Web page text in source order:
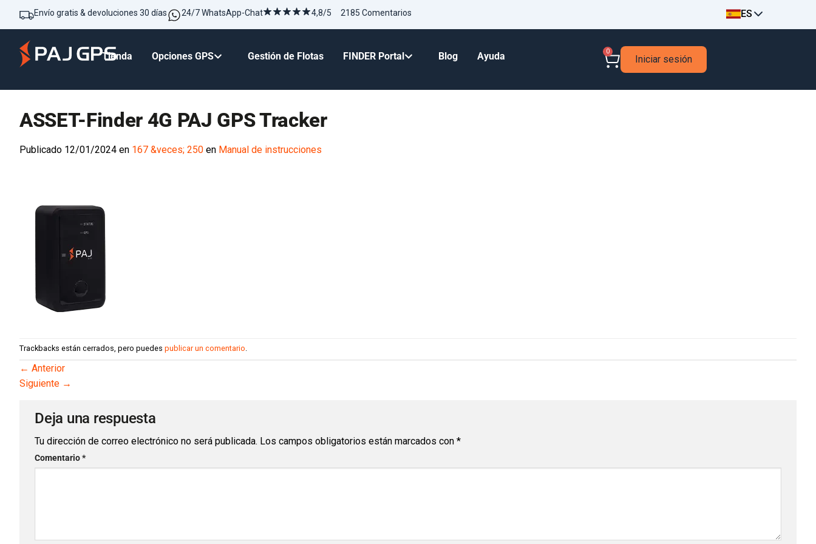
Envío gratis & devoluciones 30 días 24/7 WhatsApp-Chat 4,8/5 2185 Comentarios ES
Tienda Opciones GPS Gestión de Flotas FINDER Portal Blog Ayuda 0
Iniciar sesión
ASSET-Finder 4G PAJ GPS Tracker
Publicado 12/01/2024 en 167 &veces; 250 en Manual de instrucciones
Trackbacks están cerrados, pero puedes publicar un comentario
← Anterior
Siguiente →
Deja una respuesta
Tu dirección de correo electrónico no será publicada. Los campos obligatorios están marcados con *
Comentario*